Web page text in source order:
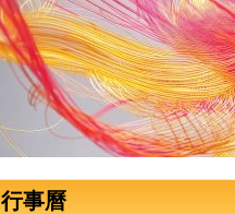
行事曆